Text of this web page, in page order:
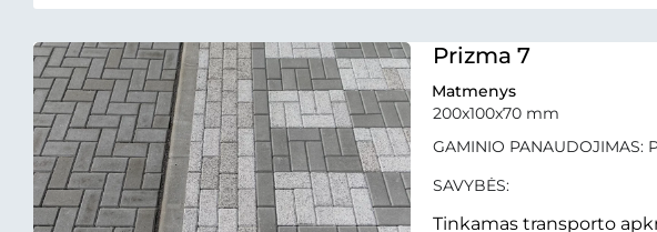
Prizma 7
Matmenys
200x100x70 mm
GAMINIO
SAVYBĖS:
Tinkamas transporto